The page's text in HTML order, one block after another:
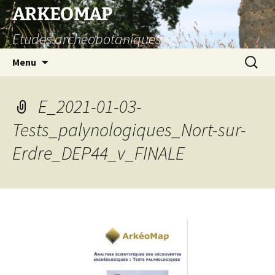
Aller
au
contenu
ARKEOMAP
Etudes archéobotaniques
Menu
E_2021-01-03-
Tests_palynologiques_Nort-sur-
Erdre_DEP44_v_FINALE